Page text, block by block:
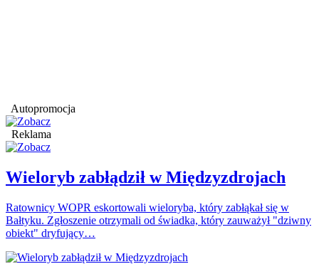
Autopromocja
Reklama
Wieloryb zabłądził w Międzyzdrojach
Ratownicy WOPR eskortowali wieloryba, który zabłąkał się w
Bałtyku. Zgłoszenie otrzymali od świadka, który zauważył "dziwny
obiekt" dryfujący…